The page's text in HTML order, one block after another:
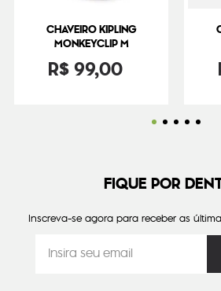
CHAVEIRO KIPLING
MONKEYCLIP M
R$99,00
FIQUE POR
Inscreva-se agora para receber as